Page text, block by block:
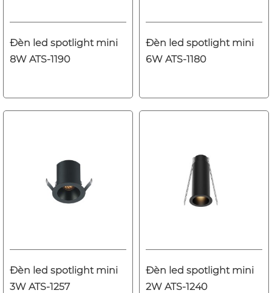
Đèn led spotlight mini
8W ATS-1190
Đèn led spotlight mini
6W ATS-1180
Đèn led spotlight mini
3W ATS-1257
Đèn led spotlight mini
2W ATS-1240